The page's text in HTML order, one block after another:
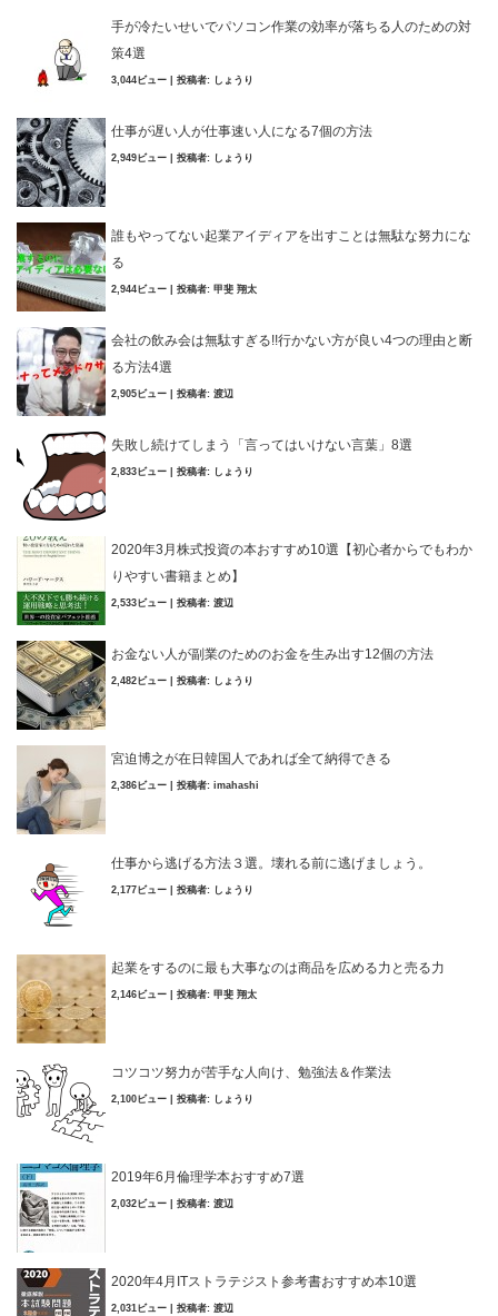
手が冷たいせいでパソコン作業の効率が落ちる人のための対
策4選
3,044ビュー 投稿者: しょうり
仕事が遅い人が仕事速い人になる7個の方法
2,949ビュー 投稿者: しょうり
誰もやってない起業アイディアを出すことは無駄な努力にな
る
2,944ビュー 投稿者: 甲斐 翔太
会社の飲み会は無駄すぎる!!行かない方が良い4つの理由と断
る方法4選
2,905ビュー 投稿者: 渡辺
失敗し続けてしまう「言ってはいけない言葉」8選
2,833ビュー 投稿者: しょうり
2020年3月株式投資の本おすすめ10選【初心者からでもわか
りやすい書籍まとめ】
2,533ビュー 投稿者: 渡辺
お金ない人が副業のためのお金を生み出す12個の方法
2,482ビュー 投稿者: しょうり
宮迫博之が在日韓国人であれば全て納得できる
2,386ビュー 投稿者: imahashi
仕事から逃げる方法３選。壊れる前に逃げましょう。
2,177ビュー 投稿者: しょうり
起業をするのに最も大事なのは商品を広める力と売る力
2,146ビュー 投稿者: 甲斐 翔太
コツコツ努力が苦手な人向け、勉強法＆作業法
2,100ビュー 投稿者: しょうり
2019年6月倫理学本おすすめ7選
2,032ビュー 投稿者: 渡辺
2020年4月ITストラテジスト参考書おすすめ本10選
2,031ビュー 投稿者: 渡辺